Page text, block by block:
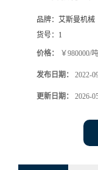
品牌： 艾斯曼机械
货号： 1
价格： ￥980000/吨
发布日期： 2022-
更新日期： 2026-